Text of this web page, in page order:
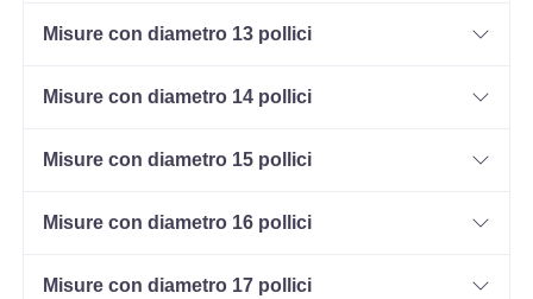
Misure con diametro 13 pollici
Misure con diametro 14 pollici
Misure con diametro 15 pollici
Misure con diametro 16 pollici
Misure con diametro 17 pollici